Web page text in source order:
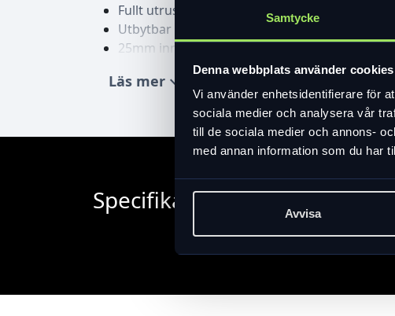
Samtycke
Denna webbplats använder cookies
Vi använder enhetsidentifierare för
sociala medier och analysera vår
till de sociala medier och annons-
med annan information som du har
Avvisa
Fullt utrustade och prisvärda gravelhjul i
Utbytbar frinavskropp - byt mellan MICRO
25mm innerbredd på fälgen klarar
Prisvärd aluminium, slanglösa fälgar
Levereras med HG frinavsbody 10-12
Matchande framhjul EWHRX180LFED70
Läs mer expand_more
Specifikation